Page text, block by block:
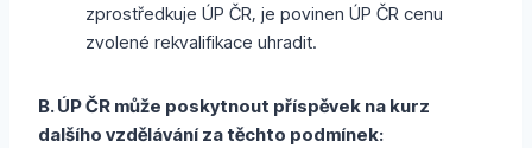
zprostředkuje ÚP ČR, je povinen ÚP ČR cenu
zvolené rekvalifikace uhradit.
B. ÚP ČR může poskytnout příspěvek na kurz
dalšího vzdělávání za těchto podmínek: